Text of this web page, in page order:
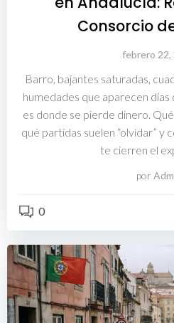
Consorcio
febrero 22,
Barro, bajantes saturadas,
humedades que aparecen días
es donde se pierde dinero.
qué partidas suelen “olvidar” y
te cierren el
por
0